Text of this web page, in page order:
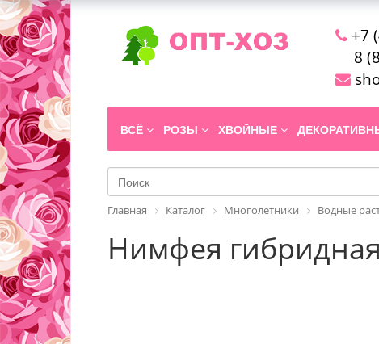
+7
8
ВСЁ РОЗЫ ХВОЙНЫЕ
Главная Каталог Многолетники Водные
Нимфея